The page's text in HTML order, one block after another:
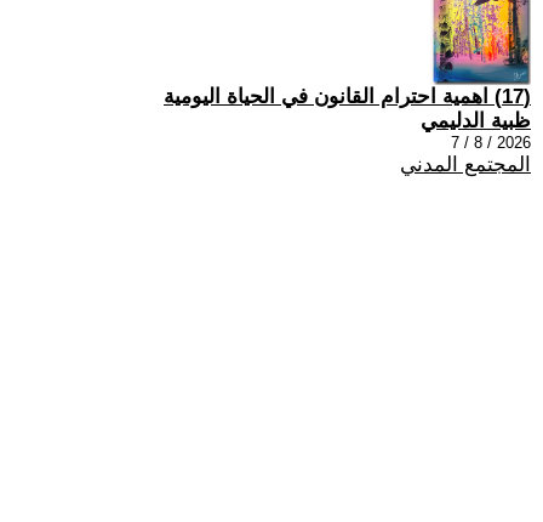
(17) اهمية احترام القانون في الحياة اليومية
ظبية الدليمي
2026 / 8 / 7
المجتمع المدني